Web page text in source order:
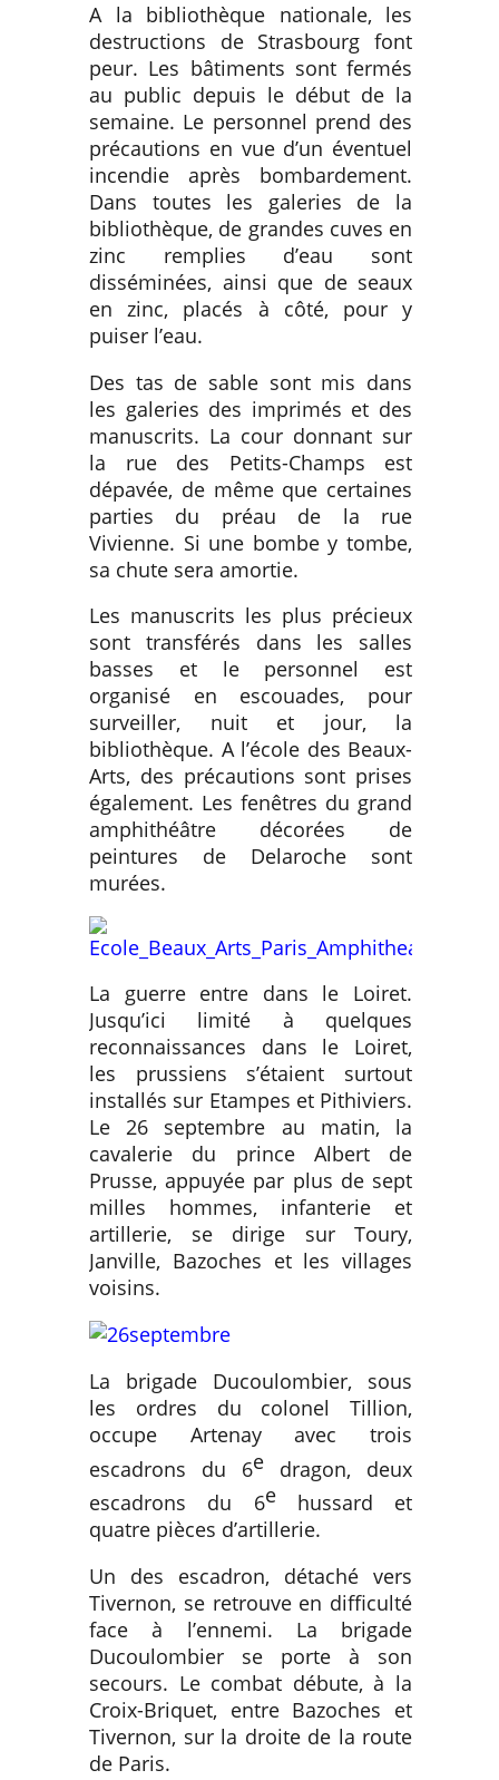
A la bibliothèque nationale, les
destructions de Strasbourg font
peur. Les bâtiments sont fermés
au public depuis le début de la
semaine. Le personnel prend des
précautions en vue d’un éventuel
incendie après bombardement.
Dans toutes les galeries de la
bibliothèque, de grandes cuves en
zinc remplies d’eau sont
disséminées, ainsi que de seaux
en zinc, placés à côté, pour y
puiser l’eau.
Des tas de sable sont mis dans
les galeries des imprimés et des
manuscrits. La cour donnant sur
la rue des Petits-Champs est
dépavée, de même que certaines
parties du préau de la rue
Vivienne. Si une bombe y tombe,
sa chute sera amortie.
Les manuscrits les plus précieux
sont transférés dans les salles
basses et le personnel est
organisé en escouades, pour
surveiller, nuit et jour, la
bibliothèque. A l’école des Beaux-
Arts, des précautions sont prises
également. Les fenêtres du grand
amphithéâtre décorées de
peintures de Delaroche sont
murées.
La guerre entre dans le Loiret.
Jusqu’ici limité à quelques
reconnaissances dans le Loiret,
les prussiens s’étaient surtout
installés sur Etampes et Pithiviers.
Le 26 septembre au matin, la
cavalerie du prince Albert de
Prusse, appuyée par plus de sept
milles hommes, infanterie et
artillerie, se dirige sur Toury,
Janville, Bazoches et les villages
voisins.
La brigade Ducoulombier, sous
les ordres du colonel Tillion,
occupe Artenay avec trois
escadrons du 6e dragon, deux
escadrons du 6ehussard et
quatre pièces d’artillerie.
Un des escadron, détaché vers
Tivernon, se retrouve en difficulté
face à l’ennemi. La brigade
Ducoulombier se porte à son
secours. Le combat débute, à la
Croix-Briquet, entre Bazoches et
Tivernon, sur la droite de la route
de Paris.